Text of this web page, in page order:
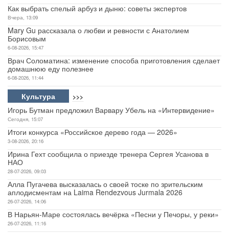
Как выбрать спелый арбуз и дыню: советы экспертов
Вчера, 13:09
Mary Gu рассказала о любви и ревности с Анатолием
Борисовым
6-08-2026, 15:47
Врач Соломатина: изменение способа приготовления сделает
домашнюю еду полезнее
6-08-2026, 11:44
Культура >>>
Игорь Бутман предложил Варвару Убель на «Интервидение»
Сегодня, 15:07
Итоги конкурса «Российское дерево года — 2026»
3-08-2026, 20:16
Ирина Гехт сообщила о приезде тренера Сергея Усанова в
НАО
28-07-2026, 09:03
Алла Пугачева высказалась о своей тоске по зрительским
аплодисментам на Laima Rendezvous Jurmala 2026
26-07-2026, 14:06
В Нарьян-Маре состоялась вечёрка «Песни у Печоры, у реки»
26-07-2026, 11:16